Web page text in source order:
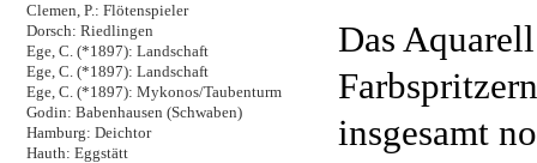
Clemen, P.: Flötenspieler
Dorsch: Riedlingen
Ege, C. (*1897): Landschaft
Ege, C. (*1897): Landschaft
Ege, C. (*1897): Mykonos/Taubenturm
Godin: Babenhausen (Schwaben)
Hamburg: Deichtor
Hauth: Eggstätt
Das
insgesamt